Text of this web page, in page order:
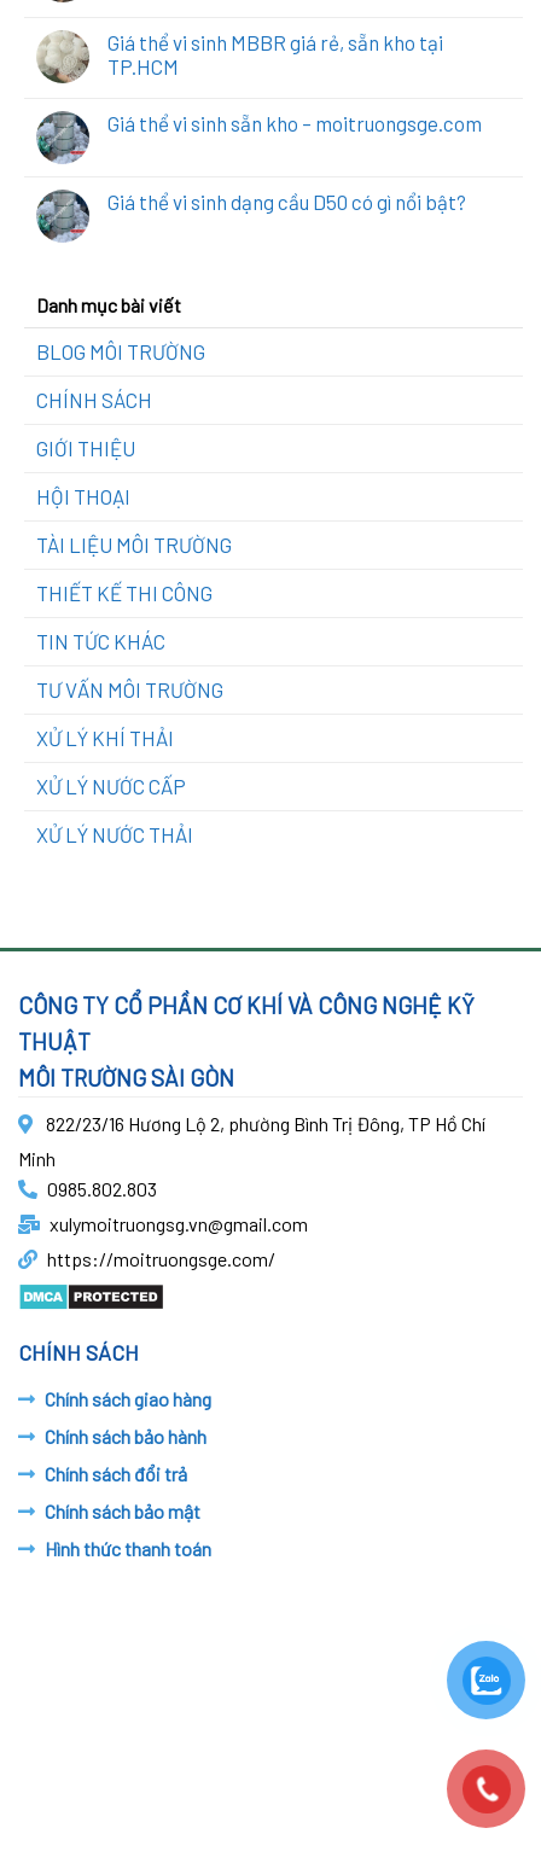
Giá thể vi sinh MBBR giá rẻ, sẵn kho tại
TP.HCM
Giá thể vi sinh sẵn kho – moitruongsge.com
Giá thể vi sinh dạng cầu D50 có gì nổi bật?
Danh mục bài viết
BLOG MÔI TRƯỜNG
CHÍNH SÁCH
GIỚI THIỆU
HỘI THOẠI
TÀI LIỆU MÔI TRƯỜNG
THIẾT KẾ THI CÔNG
TIN TỨC KHÁC
TƯ VẤN MÔI TRƯỜNG
XỬ LÝ KHÍ THẢI
XỬ LÝ NƯỚC CẤP
XỬ LÝ NƯỚC THẢI
CÔNG TY CỔ PHẦN CƠ KHÍ VÀ CÔNG NGHỆ KỸ
THUẬT
MÔI TRƯỜNG SÀI GÒN
822/23/16 Hương Lộ 2, phường Bình Trị Đông, TP Hồ Chí
Minh
0985.802.803
xulymoitruongsg.vn@gmail.com
https://moitruongsge.com/
CHÍNH SÁCH
Chính sách giao hàng
Chính sách bảo hành
Chính sách đổi trả
Chính sách bảo mật
Hình thức thanh toán